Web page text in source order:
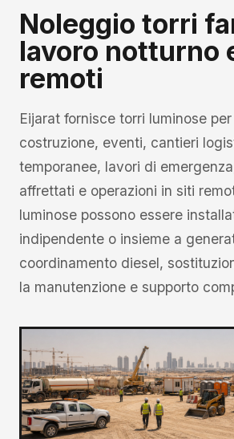
Noleggio torri
lavoro notturno
remoti
Eijarat fornisce torri luminose
costruzione, eventi, cantieri
temporanee, lavori di
affrettati e operazioni in siti
luminose possono essere
indipendente o insieme a
coordinamento diesel,
la manutenzione e supporto